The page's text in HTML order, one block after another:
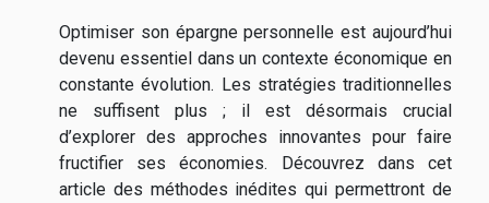
Optimiser son épargne personnelle est aujourd’hui
devenu essentiel dans un contexte économique en
constante évolution. Les stratégies traditionnelles
ne suffisent plus ; il est désormais crucial
d’explorer des approches innovantes pour faire
fructifier ses économies. Découvrez dans cet
article des méthodes inédites qui permettront de